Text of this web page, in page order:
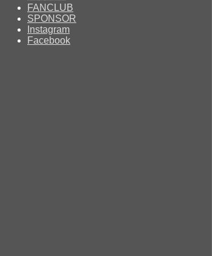
FANCLUB
SPONSOR
Instagram
Facebook